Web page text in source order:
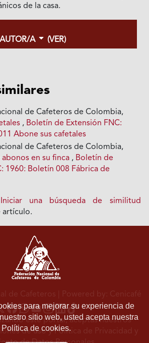
de la casa.
A (VER)
de Cafeteros de Colombia,
, Boletín de Extensión FNC:
Abone sus cafetales
de Cafeteros de Colombia,
en su finca , Boletín de
1960: Boletín 008 Fábrica de
Iniciar una búsqueda de similitud
artículo.
para mejorar su experiencia de
sitio web, usted acepta nuestra
Política de cookies.
de Cafeteros | Powered by: Cenicafé
este portal, aceptas nuestros
de usoyPolítica de Privacidad y